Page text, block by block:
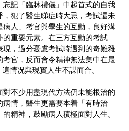
記「臨牀禮儀」中起首式的自我
犯了醫生睇症時大忌，考試還未
病人、考官與學生的互動，良好溝
重要元素。在三方互動的考試
，過分憂慮考試時遇到的奇難雜
官，反而會令精神無法集中在最
情况與現實人生不謀而合。
不少用盡現代方法仍未能根治的
情，醫生更需要本着「有時治
精神，鼓勵病人積極面對人生。